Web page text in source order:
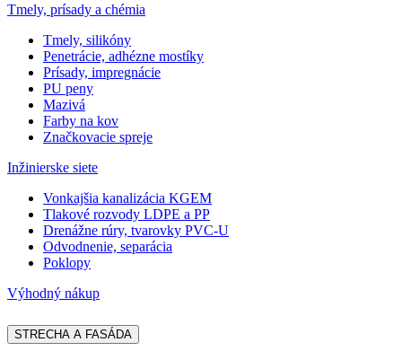
Tmely, prísady a chémia
Tmely, silikóny
Penetrácie, adhézne mostíky
Prísady, impregnácie
PU peny
Mazivá
Farby na kov
Značkovacie spreje
Inžinierske siete
Vonkajšia kanalizácia KGEM
Tlakové rozvody LDPE a PP
Drenážne rúry, tvarovky PVC-U
Odvodnenie, separácia
Poklopy
Výhodný nákup
STRECHA A FASÁDA